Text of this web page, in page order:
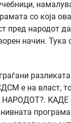
со која
пред народот
начин.
е на власт,
КАДЕ